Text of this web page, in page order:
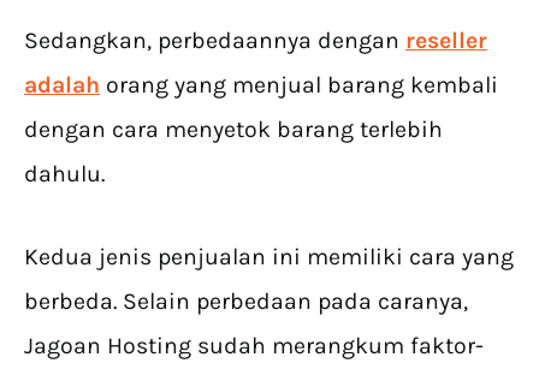
Sedangkan, perbedaannya dengan reseller
adalah orang yang menjual barang kembali
dengan cara menyetok barang terlebih
dahulu.
Kedua jenis penjualan ini memiliki cara yang
berbeda. Selain perbedaan pada caranya,
Jagoan Hosting sudah merangkum faktor-